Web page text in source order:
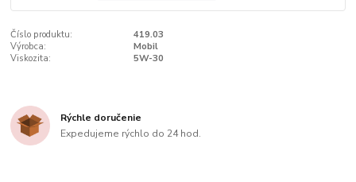
Číslo produktu:
419.03
Výrobca:
Mobil
Viskozita:
5W-30
Rýchle doručenie
Expedujeme rýchlo do 24 hod.